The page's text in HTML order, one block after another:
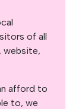
of all
website,
afford to
to, we